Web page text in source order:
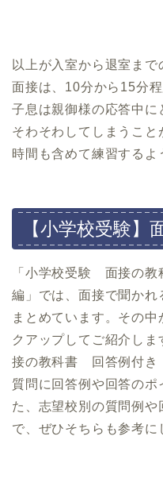
以上が入室から退室ま
面接は、10分から15分
子息は親御様の応答中
そわそわしてしまうこと
時間も含めて練習するよ
【小学校受験】
「小学校受験 面接の
編」では、面接で聞かれ
まとめています。その
クアップしてご紹介し
接の教科書 回答例付き
質問に回答例や回答のポ
た、志望校別の質問例
で、ぜひそちらも参考に